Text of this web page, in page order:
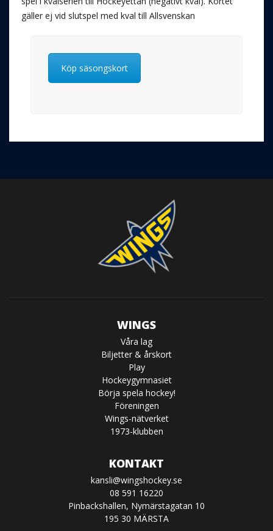
gäller ej vid slutspel med kval till Allsvenskan
Köp säsongskort
WINGS
Våra lag
Biljetter & årskort
Play
Hockeygymnasiet
Börja spela hockey!
Föreningen
Wings-nätverket
1973-klubben
KONTAKT
kansli@wingshockey.se
08 591 16220
Pinbackshallen, Nymärstagatan 10
195 30 MÄRSTA